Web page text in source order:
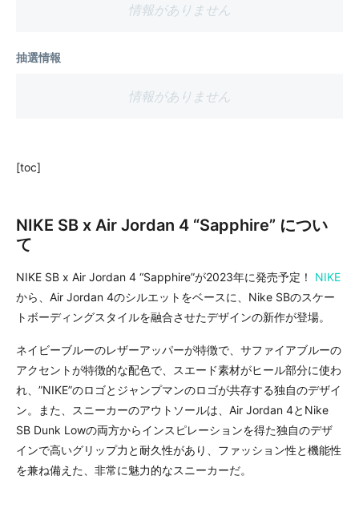
情報がありません
抽選情報
情報がありません
[toc]
NIKE SB x Air Jordan 4 “Sapphire” につい
て
NIKE SB x Air Jordan 4 “Sapphire”が2023年に発売予定！ NIKE
から、Air Jordan 4のシルエットをベースに、Nike SBのスケー
トボーディングスタイルを融合させたデザインの新作が登場。
ネイビーブルーのレザーアッパーが特徴で、サファイアブルーの
アクセントが特徴的な配色で、スエード素材がヒール部分に使わ
れ、”NIKE”のロゴとジャンプマンのロゴが共存する独自のデザイ
ン。また、スニーカーのアウトソールは、Air Jordan 4とNike
SB Dunk Lowの両方からインスピレーションを得た独自のデザ
インで高いグリップ力と耐久性があり、ファッション性と機能性
を兼ね備えた、非常に魅力的なスニーカーだ。